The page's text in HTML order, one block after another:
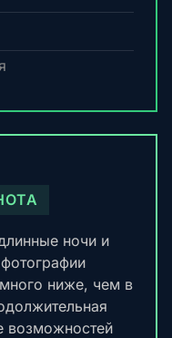
ночи и
ниже, чем в
возможностей